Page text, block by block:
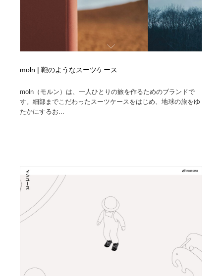
moln | 鞄のようなスーツケース
moln（モルン）は、一人ひとりの旅を作るためのブランドで
す。細部までこだわったスーツケースをはじめ、地球の旅をゆ
たかにするお...